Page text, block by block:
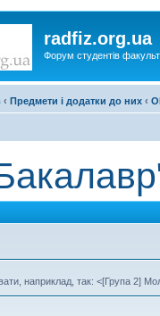
radfiz.org.ua
Форум студентів
‹ Предмети і додатки до них ‹
наприклад, так: <[Група 2]